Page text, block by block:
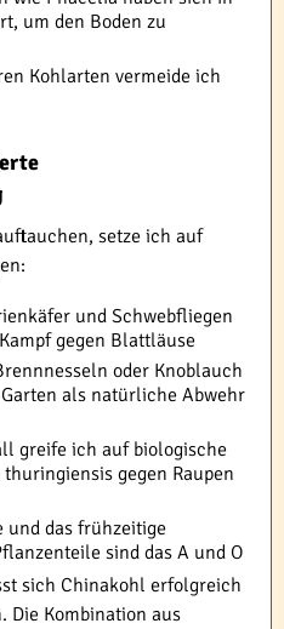
um den Boden zu
Kohlarten vermeide ich
setze ich auf
und Schwebfliegen
gegen Blattläuse
oder Knoblauch
als natürliche Abwehr
greife ich auf biologische
gegen Raupen
und das frühzeitige
sind das A und O
sich Chinakohl erfolgreich
Die Kombination aus